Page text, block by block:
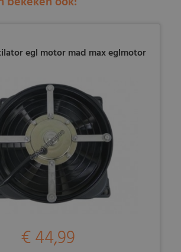
egl motor mad max eglmotor
€ 44,99